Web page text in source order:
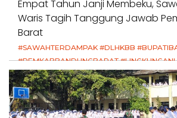
Empat Tahun Janji Membeku,
Waris Tagih Tanggung Jawab
Barat
#SAWAHTERDAMPAK #DLHKBB
#PEMKABBANDUNGBARAT
#HAKPETANI #KEADILANUNTUKPETANI
#NORMALISASISALURAN #IRIGASIRUSAK
#DUGAANPENCEMARAN
18 Juli 2026